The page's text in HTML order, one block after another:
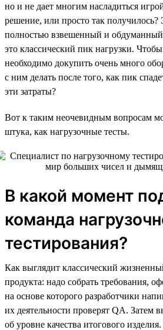
но и не дает многим насладиться
решение, или просто так
полностью взвешенный и
это классический пик нагрузки. Чтобы
необходимо докупить очень много
с ним делать после того, как пик
эти затраты?
Вот к таким неочевидным вопросам
штука, как нагрузочные тесты.
В какой момент
команда
тестирования?
Как выглядит классический
продукта: надо собрать требования,
на основе которого разработчики
их деятельности проверят QA. Затем
об уровне качества итогового